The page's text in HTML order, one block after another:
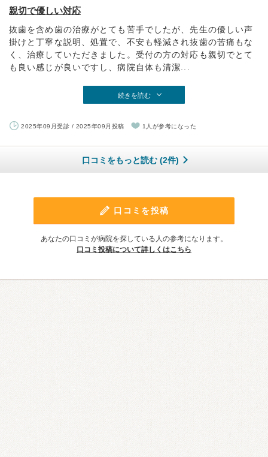
親切で優しい対応
抜歯を含め歯の治療がとても苦手でしたが、先生の優しい声
掛けと丁寧な説明、処置で、不安も軽減され抜歯の苦痛もな
く、治療していただきました。受付の方の対応も親切でとて
も良い感じが良いですし、病院自体も清潔...
続きを読む
2025年09月受診 / 2025年09月投稿 1人が参考になった
口コミをもっと読む (2件)
口コミを投稿
あなたの口コミが病院を探している人の参考になります。
口コミ投稿について詳しくはこちら